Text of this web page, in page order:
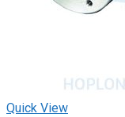
Quick View